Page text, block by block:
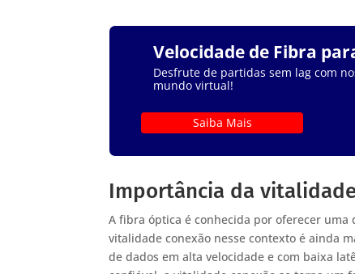
Velocidade de Fibra
Desfrute de partidas sem lag com
mundo virtual!
Saiba Mais
Importância da
A fibra óptica é conhecida por oferecer
vitalidade conexão nesse contexto é ainda
de dados em alta velocidade e com baixa